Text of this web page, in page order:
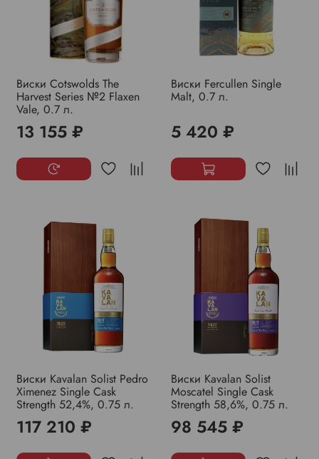
Виски Cotswolds The
Harvest Series №2 Flaxen
Vale, 0.7 л.
13 155 ₽
Виски Fercullen Single
Malt, 0.7 л.
5 420 ₽
Виски Kavalan Solist Pedro
Ximenez Single Cask
Strength 52,4%, 0.75 л.
117 210 ₽
Виски Kavalan Solist
Moscatel Single Cask
Strength 58,6%, 0.75 л.
98 545 ₽